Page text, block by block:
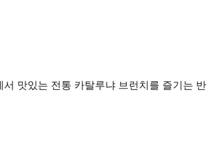
맛있는 전통 카탈루냐 브런치를 즐기는 반